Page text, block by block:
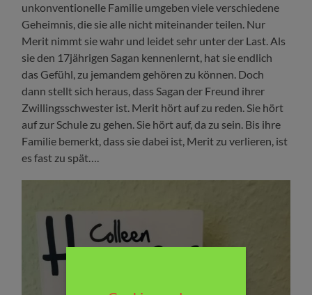
unkonventionelle Familie umgeben viele verschiedene
Geheimnis, die sie alle nicht miteinander teilen. Nur
Merit nimmt sie wahr und leidet sehr unter der Last. Als
sie den 17jährigen Sagan kennenlernt, hat sie endlich
das Gefühl, zu jemandem gehören zu können. Doch
dann stellt sich heraus, dass Sagan der Freund ihrer
Zwillingsschwester ist. Merit hört auf zu reden. Sie hört
auf zur Schule zu gehen. Sie hört auf, da zu sein. Bis ihre
Familie bemerkt, dass sie dabei ist, Merit zu verlieren, ist
es fast zu spät….